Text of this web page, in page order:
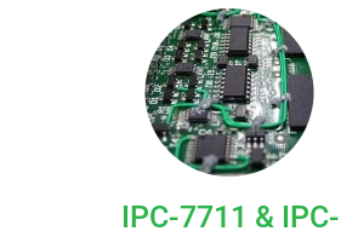
IPC-7711 & IPC-